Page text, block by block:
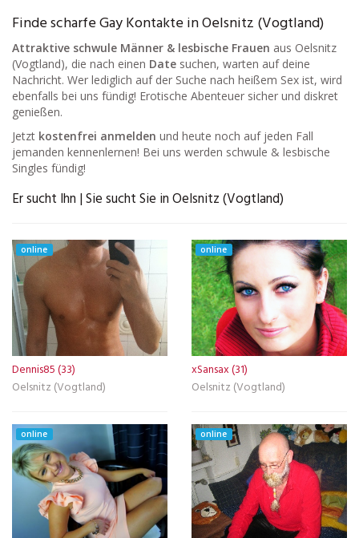
Finde scharfe Gay Kontakte in Oelsnitz (Vogtland)
Attraktive schwule Männer & lesbische Frauen aus Oelsnitz
(Vogtland), die nach einen Date suchen, warten auf deine
Nachricht. Wer lediglich auf der Suche nach heißem Sex ist, wird
ebenfalls bei uns fündig! Erotische Abenteuer sicher und diskret
genießen.
Jetzt kostenfrei anmelden und heute noch auf jeden Fall
jemanden kennenlernen! Bei uns werden schwule & lesbische
Singles fündig!
Er sucht Ihn | Sie sucht Sie in Oelsnitz (Vogtland)
online
Dennis85 (33)
Oelsnitz (Vogtland)
online
xSansax (31)
Oelsnitz (Vogtland)
online online